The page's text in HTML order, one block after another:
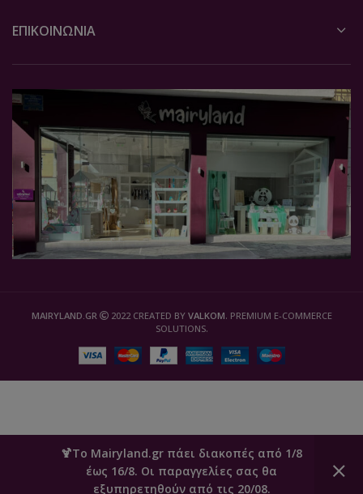
🍹Το Mairyland.gr πάει διακοπές από 1/8
έως 16/8. Οι παραγγελίες σας θα
εξυπηρετηθούν από τις 20/08.
ΕΠΙΚΟΙΝΩΝΙΑ
MAIRYLAND.GR 2022 CREATED BY VALKOM. PREMIUM E-COMMERCE
SOLUTIONS.
0